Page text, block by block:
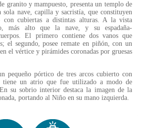
granito y mampuesto, presenta un templo de
sola nave, capilla y sacristía, que constituyen
cubiertas a distintas alturas. A la vista
más alto que la nave, y su espadaña-
El primero contiene dos vanos que
el segundo, posee remate en piñón, con un
el vértice y pirámides coronadas por gruesas
pequeño pórtico de tres arcos cubierto con
tiene un atrio que fue utilizado a modo de
su sobrio interior destaca la imagen de la
portando al Niño en su mano izquierda.